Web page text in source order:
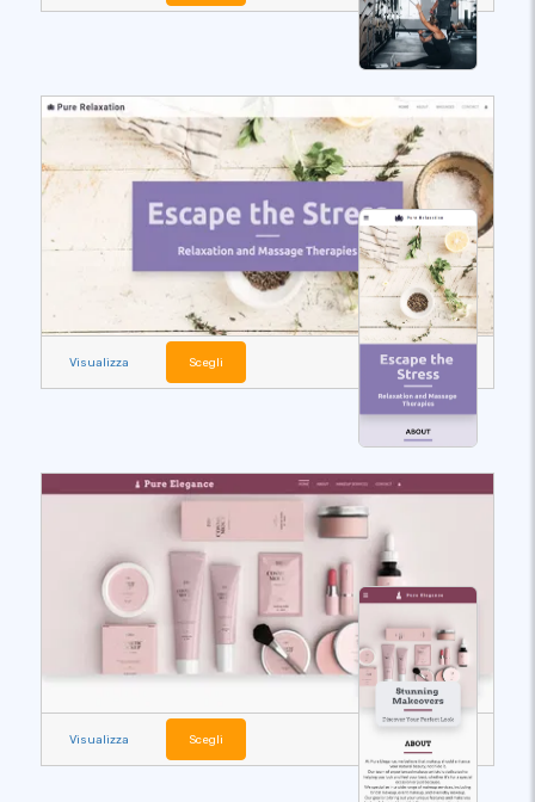
Visualizza Scegli
Visualizza Scegli